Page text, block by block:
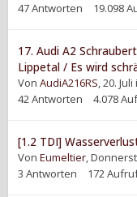
47Antworten 19.098
17. Audi A2
Lippetal / Es wird
Von AudiA216RS,20. Juli
42Antworten 4.078
[1.2 TDI]
Von Eumeltier,
3 Antworten 172